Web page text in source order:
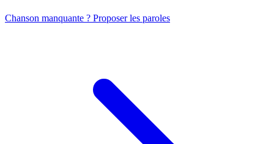
Chanson manquante ? Proposer les paroles